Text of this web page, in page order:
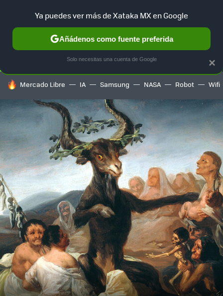
SELECCIÓN GAMING HOME AUTO TERRITORIO
HOY SE HABLA DE
Mercado Libre IA Samsung NASA Robot Wifi
×
Ya puedes ver más de Xataka MX en Google
Añádenos como fuente preferida
Solo necesitas una cuenta de Google